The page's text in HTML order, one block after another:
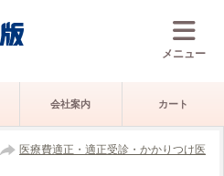
メニュー
会社案内 カート
医療費適正・適正受診・かかりつけ医